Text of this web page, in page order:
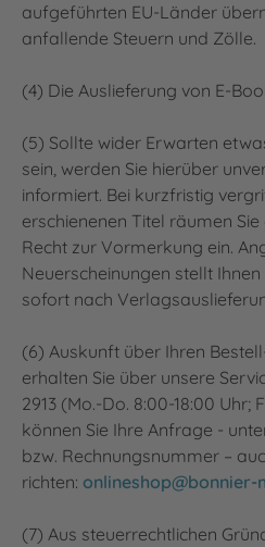
aufgeführten EU-Länder
anfallende Steuern und Zölle.
(4) Die Auslieferung von E-
(5) Sollte wider Erwarten
sein, werden Sie hierüber
informiert. Bei kurzfristig
erschienenen Titel räumen
Recht zur Vormerkung ein.
Neuerscheinungen stellt
sofort nach
(6) Auskunft über Ihren
erhalten Sie über unsere
2913 (Mo.-Do. 8:00-18:00 Uhr;
können Sie Ihre Anfrage -
bzw. Rechnungsnummer –
richten: onlineshop@bonnier-
(7) Aus steuerrechtlichen